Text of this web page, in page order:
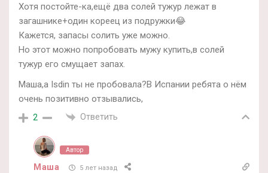
Хотя постойте-ка,ещё два солей тужур лежат в
загашнике+один кореец из подружки😂
Кажется, запасы солить уже можно.
Но этот можно попробовать мужу купить,в солей
тужур его смущает запах.
Маша,а Isdin ты не пробовала?В Испании ребята о нём
очень позитивно отзывались,
2 Ответить
Автор
Маша 5 лет назад